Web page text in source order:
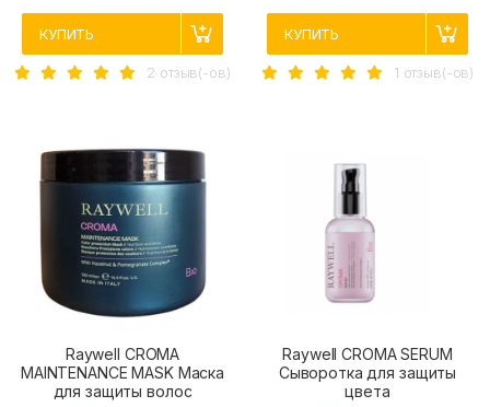
КУПИТЬ
2 отзыв(-ов)
КУПИТЬ
1 отзыв(-ов)
Raywell CROMA
MAINTENANCE MASK Маска
для защиты волос
Raywell CROMA SERUM
Сыворотка для защиты
цвета